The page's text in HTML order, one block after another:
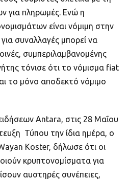
για πληρωμές. Ενώ η
είναι νόμιμη στην
συναλλαγές μπορεί να
συμπεριλαμβανομένης
τόνισε ότι το νόμισμα fiat
το μόνο αποδεκτό νόμιμο
Antara, στις 28 Μαΐου
Τύπου την ίδια ημέρα, ο
Koster, δήλωσε ότι οι
κρυπτονομίσματα για
αυστηρές συνέπειες,